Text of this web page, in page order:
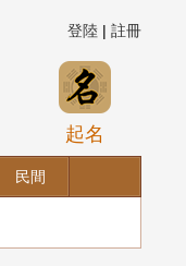
登陸 | 註冊
起名
民間